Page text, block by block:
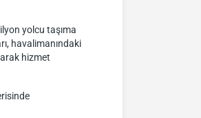
yolcu taşıma
havalimanındaki
hizmet